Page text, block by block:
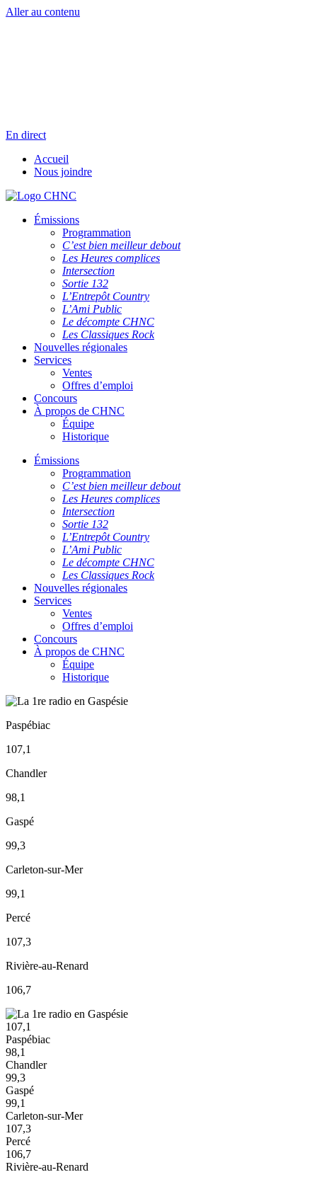
Aller au contenu
En direct
Accueil
Nous joindre
Émissions
Programmation
C’est bien meilleur debout
Les Heures complices
Intersection
Sortie 132
L’Entrepôt Country
L’Ami Public
Le décompte CHNC
Les Classiques Rock
Nouvelles régionales
Services
Ventes
Offres d’emploi
Concours
À propos de CHNC
Équipe
Historique
Émissions
Programmation
C’est bien meilleur debout
Les Heures complices
Intersection
Sortie 132
L’Entrepôt Country
L’Ami Public
Le décompte CHNC
Les Classiques Rock
Nouvelles régionales
Services
Ventes
Offres d’emploi
Concours
À propos de CHNC
Équipe
Historique
Paspébiac
107,1
Chandler
98,1
Gaspé
99,3
Carleton-sur-Mer
99,1
Percé
107,3
Rivière-au-Renard
106,7
107,1
Paspébiac
98,1
Chandler
99,3
Gaspé
99,1
Carleton-sur-Mer
107,3
Percé
106,7
Rivière-au-Renard